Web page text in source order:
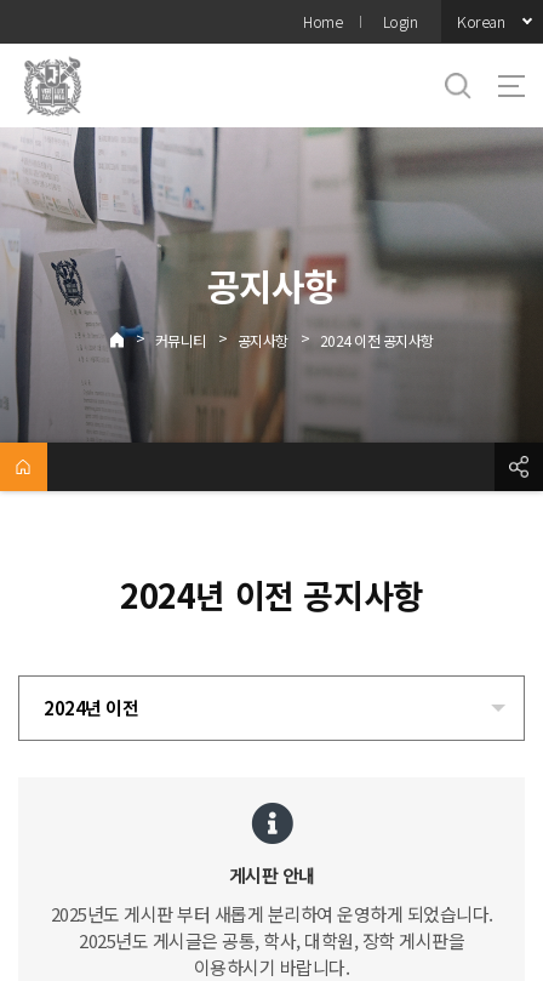
메뉴
Home Login Korean
공지사항
> 커뮤니티 > 공지사항 > 2024 이전 공지사항
2024년 이전 공지사항
2024년 이전
게시판 안내
2025년도 게시판 부터 새롭게 분리하여 운영하게 되었습니다.
2025년도 게시글은 공통, 학사, 대학원, 장학 게시판을
이용하시기 바랍니다.